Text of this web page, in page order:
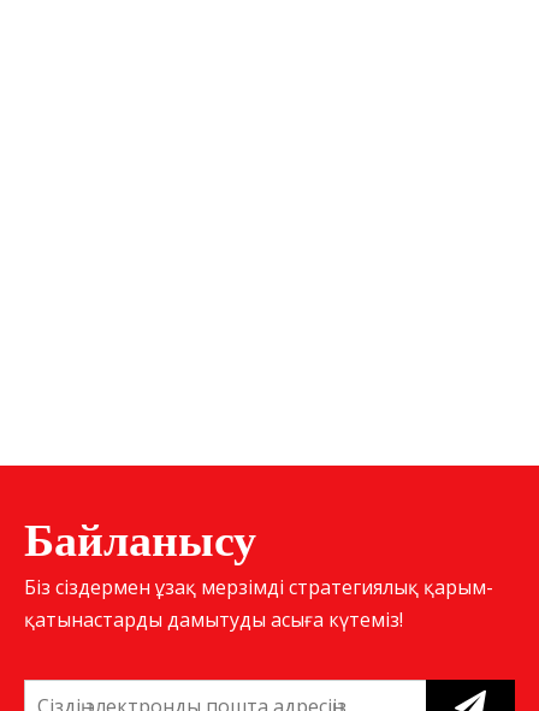
Байланысу
Біз сіздермен ұзақ мерзімді стратегиялық қарым-
қатынастарды дамытуды асыға күтеміз!